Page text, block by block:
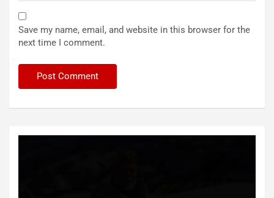
Save my name, email, and website in this browser for the
next time I comment.